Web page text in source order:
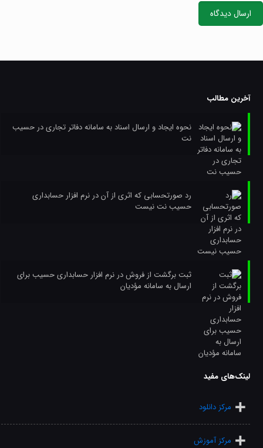
آخرین مطالب
نحوه ایجاد و ارسال اسناد به سامانه دفاتر تجاری در حسیب
نت
رد صورتحسابی که اثری از آن در نرم افزار حسابداری
حسیب نت نیست
ثبت برگشت از فروش در نرم افزار حسابداری حسیب برای
ارسال به سامانه مؤدیان
لینک‌های مفید
مرکز دانلود
مرکز آموزش